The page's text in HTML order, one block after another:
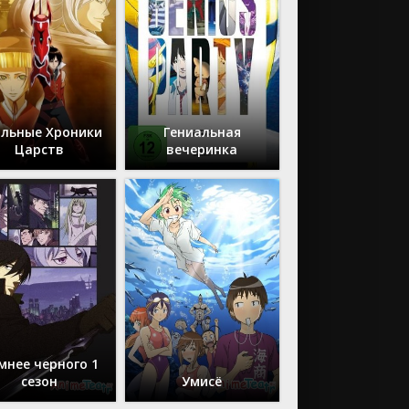
Хроники
Царств
Гениальная
вечеринка
черного 1
сезон
Умисё